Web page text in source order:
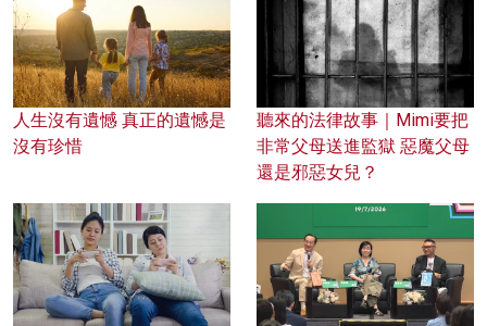
人生沒有遺憾 真正的遺憾是
沒有珍惜
聽來的法律故事｜Mimi要把
非常父母送進監獄 惡魔父母
還是邪惡女兒？